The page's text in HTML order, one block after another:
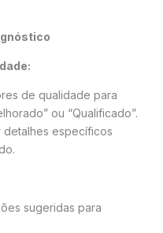
de qualidade para
ou “Qualificado”.
específicos
sugeridas para